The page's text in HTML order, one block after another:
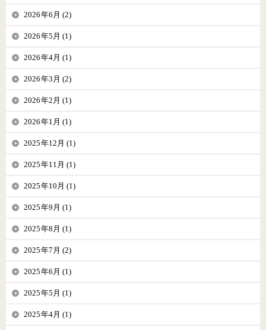
2026年6月 (2)
2026年5月 (1)
2026年4月 (1)
2026年3月 (2)
2026年2月 (1)
2026年1月 (1)
2025年12月 (1)
2025年11月 (1)
2025年10月 (1)
2025年9月 (1)
2025年8月 (1)
2025年7月 (2)
2025年6月 (1)
2025年5月 (1)
2025年4月 (1)